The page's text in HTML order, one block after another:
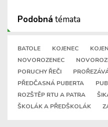
Podobná témata
BATOLE KOJENEC
NOVOROZENEC
PORUCHY ŘEČI
PŘEDČASNÁ PUBERTA
ROZŠTĚP RTU A PATRA
ŠKOLÁK A PŘEDŠKOLÁK